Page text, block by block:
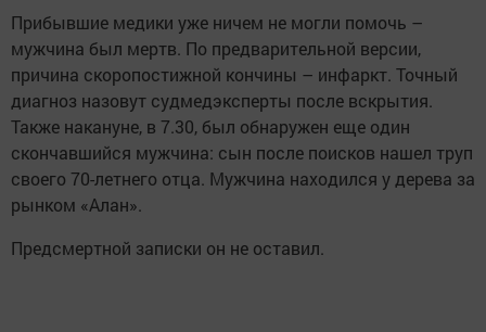
Прибывшие медики уже ничем не могли помочь –
мужчина был мертв. По предварительной версии,
причина скоропостижной кончины – инфаркт. Точный
диагноз назовут судмедэксперты после вскрытия.
Также накануне, в 7.30, был обнаружен еще один
скончавшийся мужчина: сын после поисков нашел труп
своего 70-летнего отца. Мужчина находился у дерева за
рынком «Алан».
Предсмертной записки он не оставил.